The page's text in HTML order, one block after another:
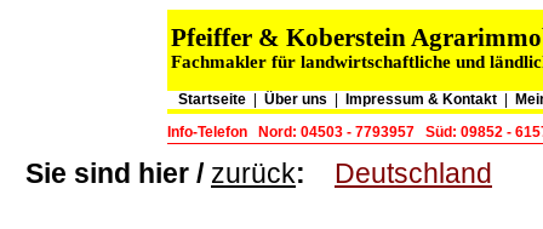
Pfeiffer & Koberstein
Fachmakler für landwirtschaftliche und
Startseite Über uns Impressum & Kontakt
Info-Telefon
Nord: 04503 - 7793957 Süd: 09852 -
Sie sind hier / zurück: Deutschland